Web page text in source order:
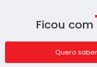
Ficou
Quero